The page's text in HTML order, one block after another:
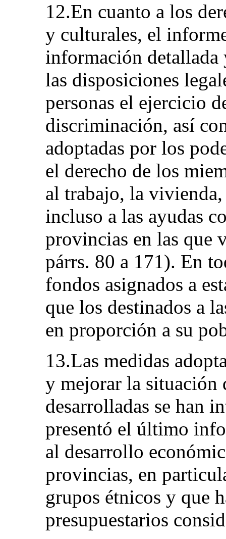
12.En cuanto a los
y culturales, el
información detallada
las disposiciones
personas el ejercicio
discriminación, así
adoptadas por los
el derecho de los
al trabajo, la
incluso a las ayudas
provincias en las
párrs. 80 a 171). En
fondos asignados a
que los destinados a
en proporción a su
13.Las medidas
y mejorar la situación
desarrolladas se han
presentó el último
al desarrollo
provincias, en
grupos étnicos y que
presupuestarios